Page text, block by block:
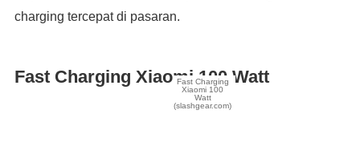
charging tercepat di pasaran.
Fast Charging Xiaomi 100 Watt
Fast Charging
Xiaomi 100
Watt
(slashgear.com)